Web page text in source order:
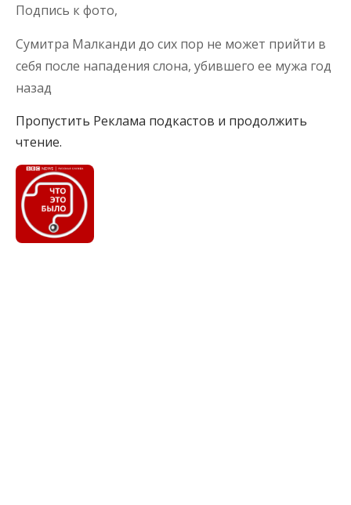
Подпись к фото,
Сумитра Малканди до сих пор не может прийти в
себя после нападения слона, убившего ее мужа год
назад
Пропустить Реклама подкастов и продолжить
чтение.